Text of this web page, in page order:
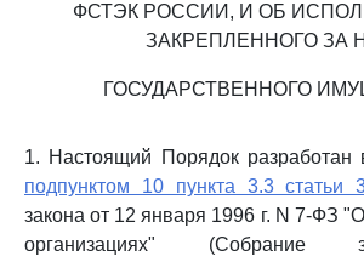
ФСТЭК РОССИИ, И ОБ
ЗАКРЕПЛЕННОГО ЗА
ГОСУДАРСТВЕННОГО
1. Настоящий Порядок разработан
подпунктом 10 пункта 3.3 статьи
закона от 12 января 1996 г. N 7-ФЗ
организациях" (Собрание